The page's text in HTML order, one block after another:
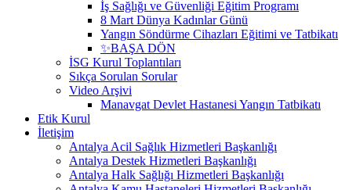
İş Sağlığı ve Güvenliği Eğitim Programı
8 Mart Dünya Kadınlar Günü
Yangın Söndürme Cihazları Eğitimi ve Tatbikatı
✨BAŞA DÖN
İSG Kurul Toplantıları
Sıkça Sorulan Sorular
Video Arşivi
Manavgat Devlet Hastanesi Yangın Tatbikatı
Etik Kurul
İletişim
Antalya Acil Sağlık Hizmetleri Başkanlığı
Antalya Destek Hizmetleri Başkanlığı
Antalya Halk Sağlığı Hizmetleri Başkanlığı